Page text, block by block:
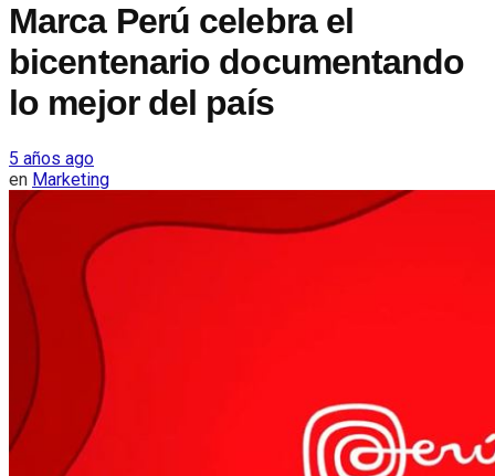
Marca Perú celebra el
bicentenario documentando
lo mejor del país
5 años ago
en Marketing